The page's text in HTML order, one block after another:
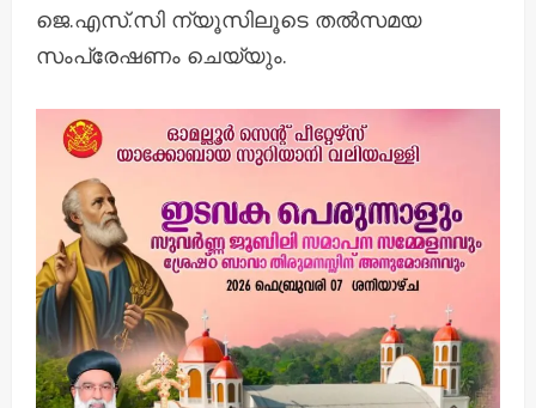
ജെ.എസ്.സി ന്യൂസിലൂടെ തൽസമയ
സംപ്രേഷണം ചെയ്യും.